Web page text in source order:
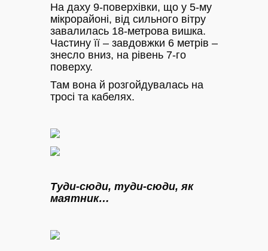
На даху 9-поверхівки, що у 5-му
мікрорайоні, від сильного вітру
завалилась 18-метрова вишка.
Частину її – завдовжки 6 метрів –
знесло вниз, на рівень 7-го
поверху.
Там вона й розгойдувалась на
тросі та кабелях.
Туди-сюди, туди-сюди, як
маятник…